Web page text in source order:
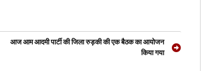
आज आम आदमी पार्टी की जिला रुड़की की एक बैठक का आयोजन
किया गया